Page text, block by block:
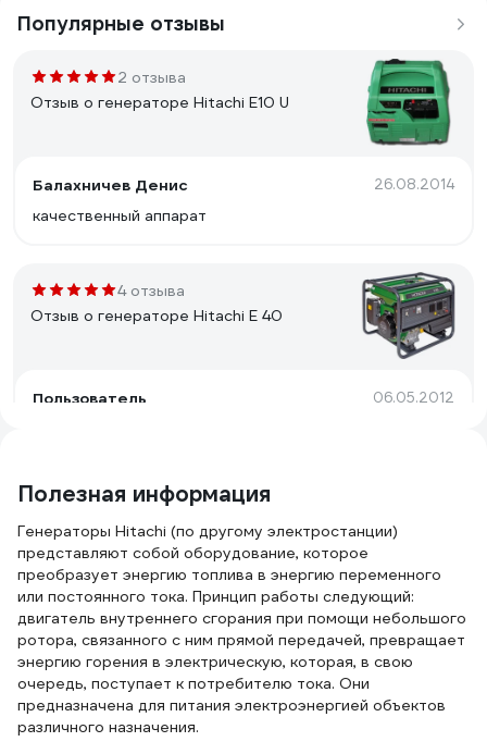
Популярные отзывы
2 отзыва
Отзыв о генераторе Hitachi E10 U
Балахничев Денис 26.08.2014
качественный аппарат
4 отзыва
Отзыв о генераторе Hitachi E 40
Пользователь 06.05.2012
3 отзыва
Отзыв о генераторе Hitachi E 42 SB
jakovlev.zhenya2012 18.08.2012
Хороший вес для генератора такой мощности.
Отличный японский двигатель, заводится с первого
тыка. Хороший итальянский альтернатор Не очень
Полезная информация
Генераторы Hitachi (по другому электростанции)
представляют собой оборудование, которое
преобразует энергию топлива в энергию переменного
или постоянного тока. Принцип работы следующий:
двигатель внутреннего сгорания при помощи небольшого
ротора, связанного с ним прямой передачей, превращает
энергию горения в электрическую, которая, в свою
очередь, поступает к потребителю тока. Они
предназначена для питания электроэнергией объектов
различного назначения.